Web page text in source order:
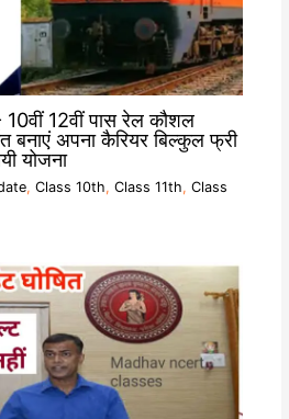
12वीं पास रेल कौशल
बनाएं अपना कैरियर बिल्कुल फ्री
योजना
, Class 10th, Class 11th, Class